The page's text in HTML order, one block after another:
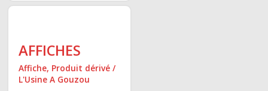
AFFICHES
Affiche, Produit dérivé /
L'Usine A Gouzou